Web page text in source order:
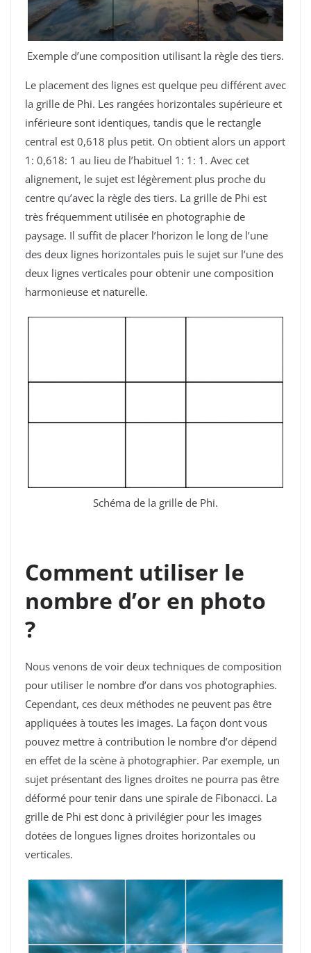
Exemple d’une composition utilisant la règle des tiers.
Le placement des lignes est quelque peu différent avec
la grille de Phi. Les rangées horizontales supérieure et
inférieure sont identiques, tandis que le rectangle
central est 0,618 plus petit. On obtient alors un apport
1: 0,618: 1 au lieu de l’habituel 1: 1: 1. Avec cet
alignement, le sujet est légèrement plus proche du
centre qu’avec la règle des tiers. La grille de Phi est
très fréquemment utilisée en photographie de
paysage. Il suffit de placer l’horizon le long de l’une
des deux lignes horizontales puis le sujet sur l’une des
deux lignes verticales pour obtenir une composition
harmonieuse et naturelle.
Schéma de la grille de Phi.
Comment utiliser le
nombre d’or en photo
?
Nous venons de voir deux techniques de composition
pour utiliser le nombre d’or dans vos photographies.
Cependant, ces deux méthodes ne peuvent pas être
appliquées à toutes les images. La façon dont vous
pouvez mettre à contribution le nombre d’or dépend
en effet de la scène à photographier. Par exemple, un
sujet présentant des lignes droites ne pourra pas être
déformé pour tenir dans une spirale de Fibonacci. La
grille de Phi est donc à privilégier pour les images
dotées de longues lignes droites horizontales ou
verticales.